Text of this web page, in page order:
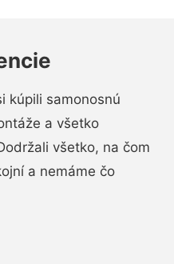
kúpili samonosnú
a všetko
všetko, na čom
a nemáme čo